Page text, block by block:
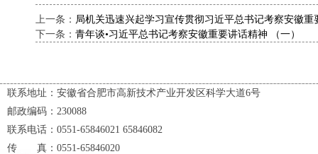
上一条： 局机关迅速兴起学习宣传贯彻习近平总书记考察安徽重
下一条： 青年谈•习近平总书记考察安徽重要讲话精神 （一）
联系地址：安徽省合肥市高新技术产业开发区科学大道6号
邮政编码：230088
联系电话：0551-65846021 65846082
传 真：0551-65846020